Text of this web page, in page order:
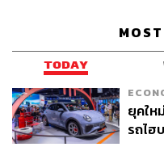
TODAY
ยุคให
รถไฮ